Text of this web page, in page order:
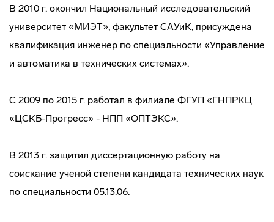
В 2010 г. окончил Национальный исследовательский
университет «МИЭТ», факультет САУиК, присуждена
квалификация инженер по специальности «Управление
и автоматика в технических системах».
С 2009 по 2015 г. работал в филиале ФГУП «ГНПРКЦ
«ЦСКБ-Прогресс» ­- НПП «ОПТЭКС».
В 2013 г. защитил диссертационную работу на
соискание ученой степени кандидата технических наук
по специальности 05.13.06.